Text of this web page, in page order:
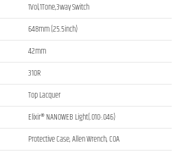
1Vol,1Tone,3way Switch
648mm (25.5inch)
42mm
310R
Top Lacquer
Elixir® NANOWEB Light(.010-.046)
Protective Case, Allen Wrench, COA